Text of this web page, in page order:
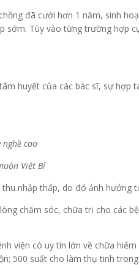
đã cưới hơn 1 năm, sinh
sớm. Tùy vào từng trường hợp
huyết của các bác sĩ, sự hợp
cao
Việt Bỉ
nhập thấp, do đó ảnh hưởng
chăm sóc, chữa trị cho các
viện có uy tín lớn về chữa
500 suất cho làm thụ tinh